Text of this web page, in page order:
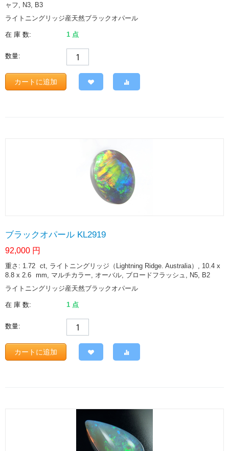
ャフ, N3, B3
ライトニングリッジ産天然ブラックオパール
在 庫 数: 1 点
数量:
カートに追加
ブラックオパール KL2919
92,000 円
重さ: 1.72 ct, ライトニングリッジ（Lightning Ridge. Australia）, 10.4 x
8.8 x 2.6 mm, マルチカラー, オーバル, ブロードフラッシュ, N5, B2
ライトニングリッジ産天然ブラックオパール
在 庫 数: 1 点
数量:
カートに追加